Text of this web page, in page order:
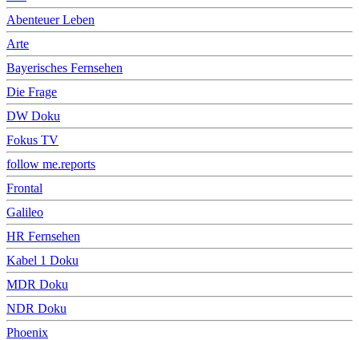
Abenteuer Leben
Arte
Bayerisches Fernsehen
Die Frage
DW Doku
Fokus TV
follow me.reports
Frontal
Galileo
HR Fernsehen
Kabel 1 Doku
MDR Doku
NDR Doku
Phoenix